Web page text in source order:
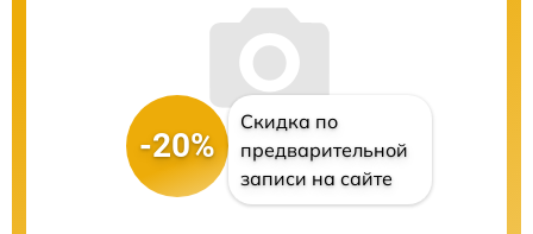
-20%
Скидка по
предварительной
записи на сайте